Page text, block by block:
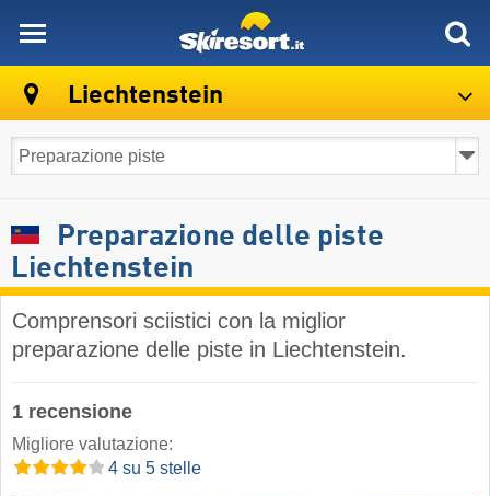
Liechtenstein
Preparazione delle piste
Liechtenstein
Comprensori sciistici con la miglior
preparazione delle piste in Liechtenstein.
1 recensione
Migliore valutazione:
4 su 5 stelle